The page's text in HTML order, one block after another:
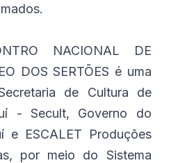
NACIONAL DE
DOS SERTÕES é uma
de Cultura de
- Secult, Governo do
e ESCALET Produções
por meio do Sistema